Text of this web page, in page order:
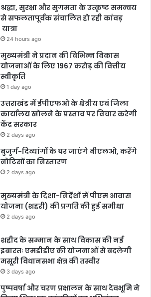
श्रद्धा, सुरक्षा और सुगमता के उत्कृष्ट समन्वय
से सफलतापूर्वक संचालित हो रही कांवड़
यात्रा
24 hours ago
मुख्यमंत्री ने प्रदान की विभिन्न विकास
योजनाओं के लिए 1967 करोड़ की वित्तीय
स्वीकृति
1 day ago
उत्तराखंड में ईपीएफओ के क्षेत्रीय एवं जिला
कार्यालय खोलने के प्रस्ताव पर विचार करेगी
केंद्र सरकार
2 days ago
बुजुर्ग-दिव्यांगों के घर जाएंगे बीएलओ, करेंगे
नोटिसों का निस्तारण
2 days ago
मुख्यमंत्री के दिशा-निर्देशों में पीएम आवास
योजना (शहरी) की प्रगति की हुई समीक्षा
2 days ago
शहीद के सम्मान के साथ विकास की नई
इबारतः एमडीडीए की योजनाओं से बदलेगी
मसूरी विधानसभा क्षेत्र की तस्वीर
3 days ago
पुष्पवर्षा और चरण प्रक्षालन के साथ देवभूमि ने